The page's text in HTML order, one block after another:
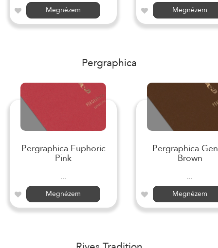
Megnézem
Megnézem
Pergraphica
Pergraphica Euphoric
Pink
...
Megnézem
Pergraphica
Brown
...
Megnézem